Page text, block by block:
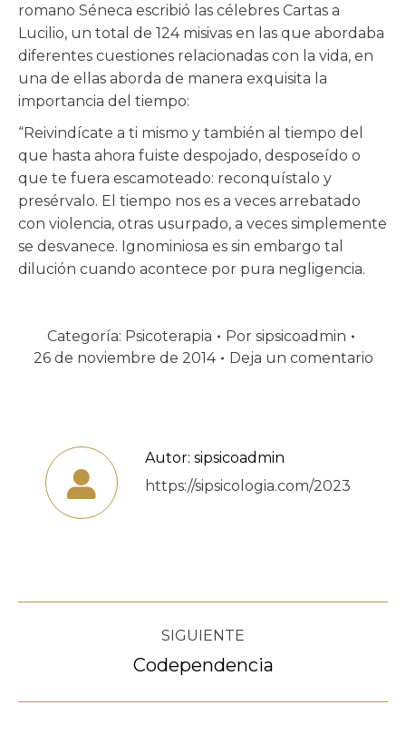
romano Séneca escribió las célebres Cartas a
Lucilio, un total de 124 misivas en las que abordaba
diferentes cuestiones relacionadas con la vida, en
una de ellas aborda de manera exquisita la
importancia del tiempo:
“Reivindícate a ti mismo y también al tiempo del
que hasta ahora fuiste despojado, desposeído o
que te fuera escamoteado: reconquístalo y
presérvalo. El tiempo nos es a veces arrebatado
con violencia, otras usurpado, a veces simplemente
se desvanece. Ignominiosa es sin embargo tal
dilución cuando acontece por pura negligencia.
Categoría: Psicoterapia Por sipsicoadmin
26 de noviembre de 2014
Deja un comentario
Autor: sipsicoadmin
https://sipsicologia.com/2023
Navegación
publicaciones
SIGUIENTE
Publicación
Codependencia